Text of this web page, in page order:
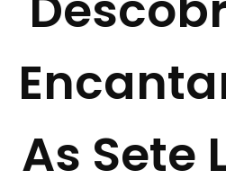
As Sete